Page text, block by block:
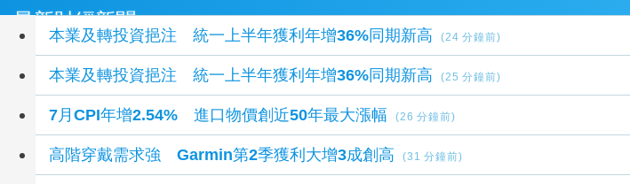
最新財經新聞
本業及轉投資挹注 統一上半年獲利年增36%同期新高 (24 分鐘前)
本業及轉投資挹注 統一上半年獲利年增36%同期新高 (25 分鐘前)
7月CPI年增2.54% 進口物價創近50年最大漲幅 (26 分鐘前)
高階穿戴需求強 Garmin第2季獲利大增3成創高 (31 分鐘前)